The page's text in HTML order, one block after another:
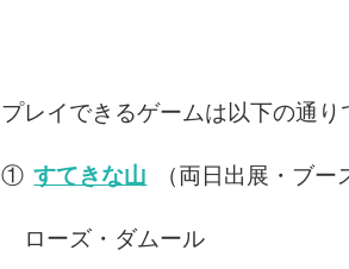
プレイできるゲームは以下の通り
① すてきな山 （両日出展・ブー
ローズ・ダムール